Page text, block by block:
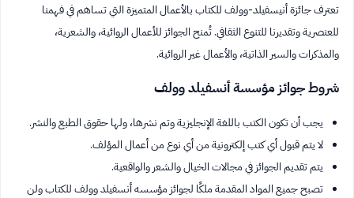
تعترف جائزة أنيسفيلد-وولف للكتاب بالأعمال المتميزة التي تساهم في فهمنا
للعنصرية وتقديرنا للتنوع الثقافي. تُمنح الجوائز للأعمال الروائية، والشعرية،
والمذكرات والسير الذاتية، والأعمال غير الروائية.
شروط جوائز مؤسسة أنسفيلد وولف
يجب أن تكون الكتب باللغة الإنجليزية وتم نشرها، ولها حقوق الطبع والنشر.
لا يتم قبول أي كتب إلكترونية من أي نوع من أعمال المؤلف.
يتم تقديم الجوائز في مجالات الخيال والشعر والواقعية.
تصبح جميع المواد المقدمة ملكًا لجوائز مؤسسه أنسفيلد وولف للكتاب ولن